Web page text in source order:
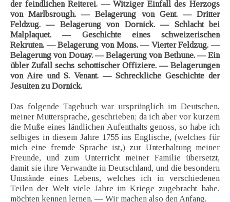
der feindlichen Reiterei. — Witziger Einfall des Herzogs
von Marlbsrough. — Belagerung von Gent. — Dritter
Feldzug. — Belagerung von Dornick. — Schlacht bei
Malplaquet. — Geschichte eines schweizerischen
Rekruten. — Belagerung von Mons. — Vierter Feldzug. —
Belagerung von Douay. — Belagerung von Bethune. — Ein
übler Zufall sechs schottischer Offiziere. — Belagerungen
von Aire und S. Venant. — Schreckliche Geschichte der
Jesuiten zu Dornick.
Das folgende Tagebuch war ursprünglich im Deutschen,
meiner Muttersprache, geschrieben; da ich aber vor kurzem
die Muße eines ländlichen Aufenthalts genoss, so habe ich
selbiges in diesem Jahre 1755 ins Englische, (welches für
mich eine fremde Sprache ist,) zur Unterhaltung meiner
Freunde, und zum Unterricht meiner Familie übersetzt,
damit sie ihre Verwandte in Deutschland, und die besondern
Umstände eines Lebens, welches ich in verschiedenen
Teilen der Welt viele Jahre im Kriege zugebracht habe,
möchten kennen lernen. — Wir machen also den Anfang.